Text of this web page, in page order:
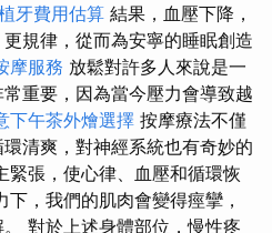
牙費用估算 結果，血壓下降，
規律，從而為安寧的睡眠創造
摩服務 放鬆對許多人來說是一
重要，因為當今壓力會導致越
下午茶外燴選擇 按摩療法不僅
清爽，對神經系統也有奇妙的
緊張，使心律、血壓和循環恢
，我們的肌肉會變得痙攣，
對於上述身體部位，慢性疼